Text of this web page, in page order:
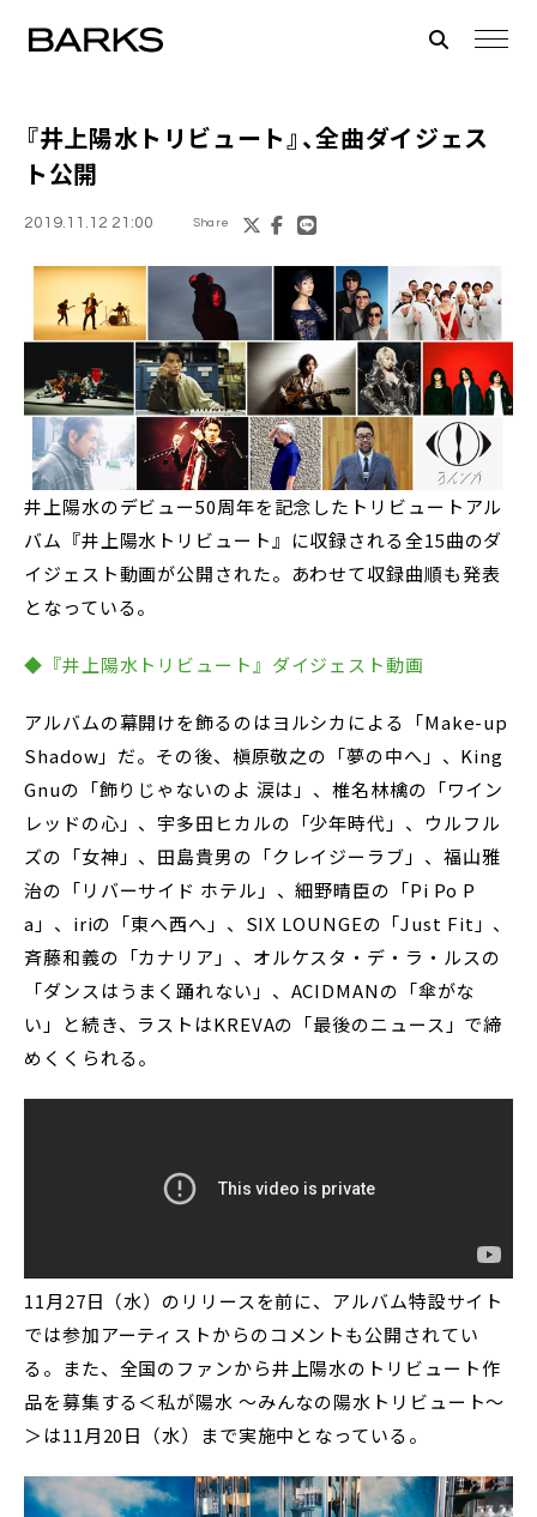
『井上陽水トリビュート』、全曲ダイジェス
ト公開
2019.11.12 21:00 Share
井上陽水のデビュー50周年を記念したトリビュートアル
バム『井上陽水トリビュート』に収録される全15曲のダ
イジェスト動画が公開された。あわせて収録曲順も発表
となっている。
◆『井上陽水トリビュート』ダイジェスト動画
アルバムの幕開けを飾るのはヨルシカによる「Make-up
Shadow」だ。その後、槇原敬之の「夢の中へ」、King
Gnuの「飾りじゃないのよ 涙は」、椎名林檎の「ワイン
レッドの心」、宇多田ヒカルの「少年時代」、ウルフル
ズの「女神」、田島貴男の「クレイジーラブ」、福山雅
治の「リバーサイド ホテル」、細野晴臣の「Pi Po P
a」、iriの「東へ西へ」、SIX LOUNGEの「Just Fit」、
斉藤和義の「カナリア」、オルケスタ・デ・ラ・ルスの
「ダンスはうまく踊れない」、ACIDMANの「傘がな
い」と続き、ラストはKREVAの「最後のニュース」で締
めくくられる。
11月27日（水）のリリースを前に、アルバム特設サイト
では参加アーティストからのコメントも公開されてい
る。また、全国のファンから井上陽水のトリビュート作
品を募集する＜私が陽水 ～みんなの陽水トリビュート～
＞は11月20日（水）まで実施中となっている。